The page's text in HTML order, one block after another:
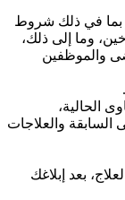
بما في ذلك شروط
وما إلى ذلك،
والموظفين
الحالية،
السابقة والعلاجات
بعد إبلاغك